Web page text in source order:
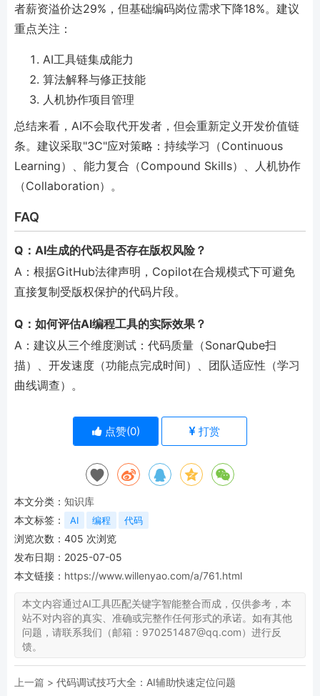
者薪资溢价达29%，但基础编码岗位需求下降18%。建议
重点关注：
AI工具链集成能力
算法解释与修正技能
人机协作项目管理
总结来看，AI不会取代开发者，但会重新定义开发价值链
条。建议采取"3C"应对策略：持续学习（Continuous
Learning）、能力复合（Compound Skills）、人机协作
（Collaboration）。
FAQ
Q：AI生成的代码是否存在版权风险？
A：根据GitHub法律声明，Copilot在合规模式下可避免
直接复制受版权保护的代码片段。
Q：如何评估AI编程工具的实际效果？
A：建议从三个维度测试：代码质量（SonarQube扫
描）、开发速度（功能点完成时间）、团队适应性（学习
曲线调查）。
点赞(0) 打赏
本文分类： 知识库
本文标签：
AI 编程 代码
浏览次数： 405 次浏览
发布日期：2025-07-05
本文链接： https://www.willenyao.com/a/761.html
本文内容通过AI工具匹配关键字智能整合而成，仅供参考，本
站不对内容的真实、准确或完整作任何形式的承诺。如有其他
问题，请联系我们（邮箱：970251487@qq.com）进行反
馈。
上一篇 > 代码调试技巧大全：AI辅助快速定位问题